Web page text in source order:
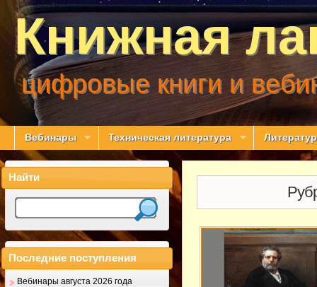
Книжная
цифровые книги и
Вебинары Техническая литература
Найти
Последние поступления
Вебинары августа 2026 года